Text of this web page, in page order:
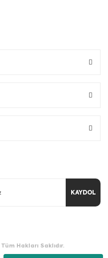
KAYDOL
Tüm Hakları Saklıdır.